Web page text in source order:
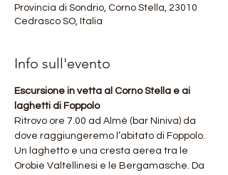
Provincia di Sondrio, Corno Stella, 23010
Cedrasco SO, Italia
Info sull'evento
Escursione in vetta al Corno Stella e ai
laghetti di Foppolo
Ritrovo ore 7.00 ad Almè (bar Niniva) da
dove raggiungeremo l’abitato di Foppolo.
Un laghetto e una cresta aerea tra le
Orobie Valtellinesi e le Bergamasche. Da